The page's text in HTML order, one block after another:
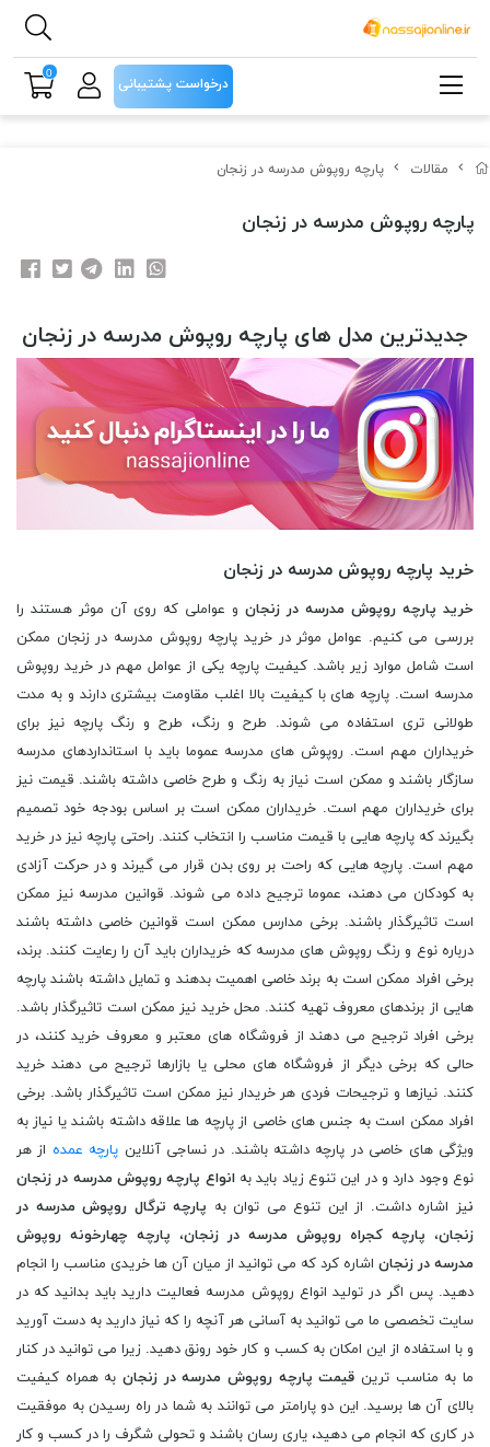
مقالات پارچه روپوش مدرسه در زنجان
پارچه روپوش مدرسه در زنجان
جدیدترین مدل های پارچه روپوش مدرسه در زنجان
خرید پارچه روپوش مدرسه در زنجان
خرید پارچه روپوش مدرسه در زنجان و عواملی که روی آن موثر هستند را
بررسی می کنیم. عوامل موثر در خرید پارچه روپوش مدرسه در زنجان ممکن
است شامل موارد زیر باشد. کیفیت پارچه یکی از عوامل مهم در خرید روپوش
مدرسه است. پارچه های با کیفیت بالا اغلب مقاومت بیشتری دارند و به مدت
طولانی تری استفاده می شوند. طرح و رنگ، طرح و رنگ پارچه نیز برای
خریداران مهم است. روپوش های مدرسه عموما باید با استانداردهای مدرسه
سازگار باشند و ممکن است نیاز به رنگ و طرح خاصی داشته باشند. قیمت نیز
برای خریداران مهم است. خریداران ممکن است بر اساس بودجه خود تصمیم
بگیرند که پارچه هایی با قیمت مناسب را انتخاب کنند. راحتی پارچه نیز در خرید
مهم است. پارچه هایی که راحت بر روی بدن قرار می گیرند و در حرکت آزادی
به کودکان می دهند، عموما ترجیح داده می شوند. قوانین مدرسه نیز ممکن
است تاثیرگذار باشند. برخی مدارس ممکن است قوانین خاصی داشته باشند
درباره نوع و رنگ روپوش های مدرسه که خریداران باید آن را رعایت کنند. برند،
برخی افراد ممکن است به برند خاصی اهمیت بدهند و تمایل داشته باشند پارچه
هایی از برندهای معروف تهیه کنند. محل خرید نیز ممکن است تاثیرگذار باشد.
برخی افراد ترجیح می دهند از فروشگاه های معتبر و معروف خرید کنند، در
حالی که برخی دیگر از فروشگاه های محلی یا بازارها ترجیح می دهند خرید
کنند. نیازها و ترجیحات فردی هر خریدار نیز ممکن است تاثیرگذار باشد. برخی
افراد ممکن است به جنس های خاصی از پارچه ها علاقه داشته باشند یا نیاز به
ویژگی های خاصی در پارچه داشته باشند. در نساجی آنلاین پارچه عمده از هر
نوع وجود دارد و در این تنوع زیاد باید به انواع پارچه روپوش مدرسه در زنجان
نیز اشاره داشت. از این تنوع می توان به پارچه ترگال روپوش مدرسه در
زنجان، پارچه کجراه روپوش مدرسه در زنجان، پارچه چهارخونه روپوش
مدرسه در زنجان اشاره کرد که می توانید از میان آن ها خریدی مناسب را انجام
دهید. پس اگر در تولید انواع روپوش مدرسه فعالیت دارید باید بدانید که در
سایت تخصصی ما می توانید به آسانی هر آنچه را که نیاز دارید به دست آورید
و با استفاده از این امکان به کسب و کار خود رونق دهید. زیرا می توانید در کنار
ما به مناسب ترین قیمت پارچه روپوش مدرسه در زنجان به همراه کیفیت
بالای آن ها برسید. این دو پارامتر می توانند به شما در راه رسیدن به موفقیت
در کاری که انجام می دهید، یاری رسان باشند و تحولی شگرف را در کسب و کار
درخواست پشتیبانی
0